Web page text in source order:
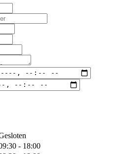
- 18:00